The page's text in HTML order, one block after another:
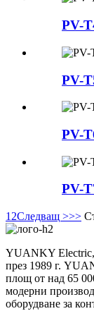
PV-
PV-
PV-
PV-
1 2Следващ >>>
YUANKY Electric,
през 1989 г.
площ от над 65
модерни
оборудване за